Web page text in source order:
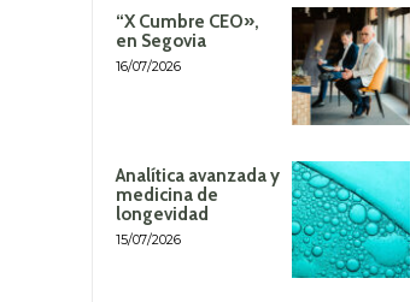
“X Cumbre CEO»,
en Segovia
16/07/2026
Analítica avanzada y
medicina de
longevidad
15/07/2026